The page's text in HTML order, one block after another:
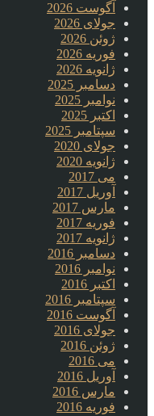
آگوست 2026
جولای 2026
ژوئن 2026
فوریه 2026
ژانویه 2026
دسامبر 2025
نوامبر 2025
اکتبر 2025
سپتامبر 2025
جولای 2020
ژانویه 2020
می 2017
آوریل 2017
مارس 2017
فوریه 2017
ژانویه 2017
دسامبر 2016
نوامبر 2016
اکتبر 2016
سپتامبر 2016
آگوست 2016
جولای 2016
ژوئن 2016
می 2016
آوریل 2016
مارس 2016
فوریه 2016